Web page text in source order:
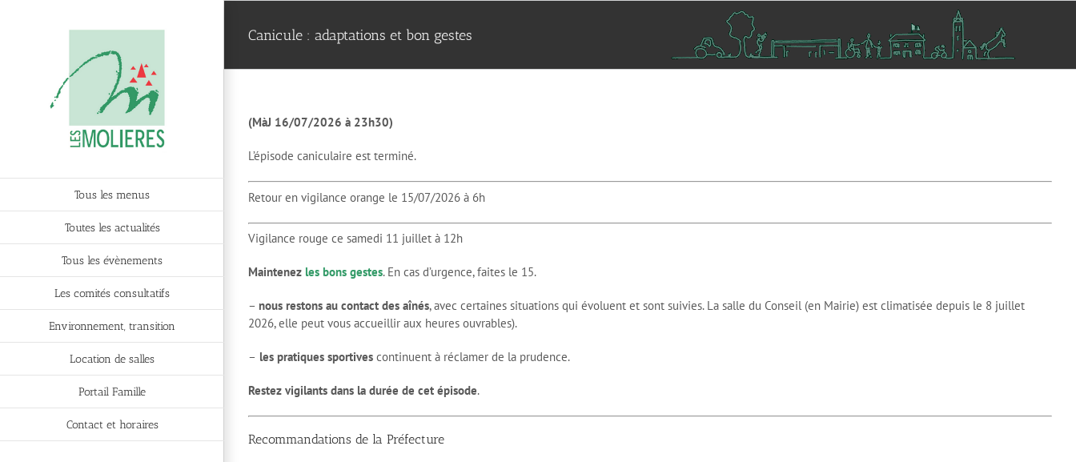
Tous les menus
Toutes les actualités
Tous les évènements
Les comités consultatifs
Environnement, transition
Location de salles
Portail Famille
Contact et horaires
Canicule : adaptations et bon gestes
(MàJ 16/07/2026 à 23h30)
L’épisode caniculaire est terminé.
Retour en vigilance orange le 15/07/2026 à 6h
Vigilance rouge ce samedi 11 juillet à 12h
Maintenez les bons gestes. En cas d’urgence, faites le 15.
– nous restons au contact des aînés, avec certaines situations qui évoluent et sont suivies. La salle du Conseil (en Mairie) est climatisée depuis le 8 juillet
2026, elle peut vous accueillir aux heures ouvrables).
– les pratiques sportives continuent à réclamer de la prudence.
Restez vigilants dans la durée de cet épisode.
Recommandations de la Préfecture